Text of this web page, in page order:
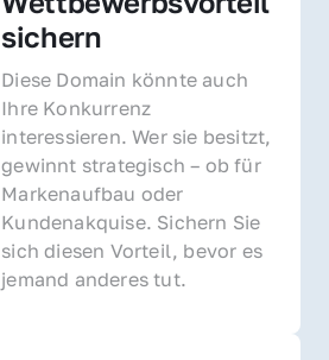
sichern
Diese Domain könnte auch
Ihre Konkurrenz
interessieren. Wer sie besitzt,
gewinnt strategisch – ob für
Markenaufbau oder
Kundenakquise. Sichern Sie
sich diesen Vorteil, bevor es
jemand anderes tut.